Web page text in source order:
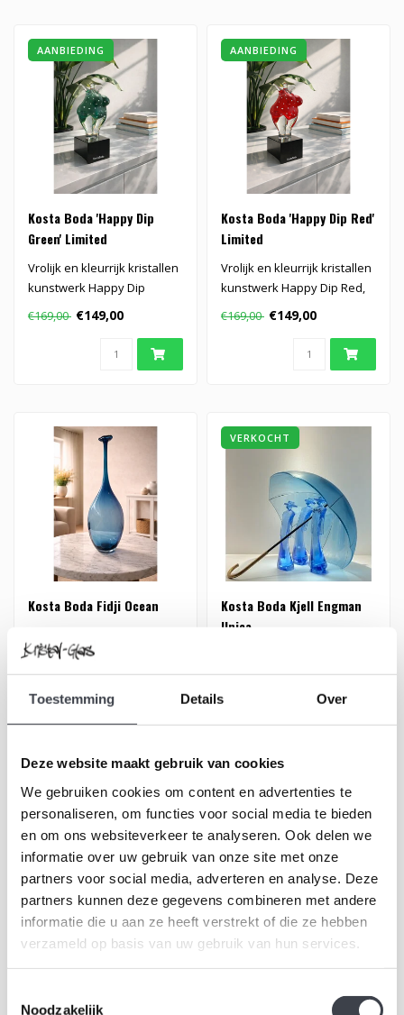
Toestemming Details Over
Deze website maakt gebruik van cookies
We gebruiken cookies om content en advertenties te
personaliseren, om functies voor social media te bieden
en om ons websiteverkeer te analyseren. Ook delen we
informatie over uw gebruik van onze site met onze
partners voor social media, adverteren en analyse. Deze
partners kunnen deze gegevens combineren met andere
informatie die u aan ze heeft verstrekt of die ze hebben
verzameld op basis van uw gebruik van hun services.
Noodzakelijk
AANBIEDING
Kosta Boda 'Happy Dip
Green' Limited
Vrolijk en kleurrijk kristallen
kunstwerk Happy Dip
Green, ontworpen door Kjell
€169,00 €149,00
AANBIEDING
Kosta Boda 'Happy Dip Red'
Limited
Vrolijk en kleurrijk kristallen
kunstwerk Happy Dip Red,
ontworpen door Kjell En..
€169,00 €149,00
Kosta Boda Fidji Ocean
Fidji Ocean van Kosta Boda
– een handgemaakte
kristallen fles van bijna 70
€1.150,00
VERKOCHT
Kosta Boda Kjell Engman
Unica
Boda unica van Kjell
Engman
€0,00
Kosta Boda Happiness